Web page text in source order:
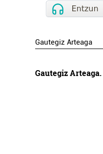
Gautegiz Arteaga
Gautegiz Arteaga.